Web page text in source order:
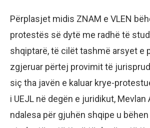
Përplasjet midis ZNAM e VLEN
protestës së dytë me radhë të
shqiptarë, të cilët tashmë arsyet e
zgjeruar përtej provimit të
siç tha javën e kaluar krye-
i UEJL në degën e juridikut,
ndalesa për gjuhën shqipe u